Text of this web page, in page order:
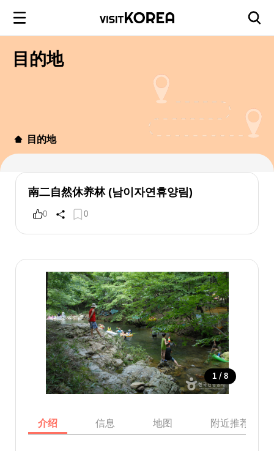
目的地
目的地
南二自然休养林 (남이자연휴양림)
0 0
1 / 8
介绍 信息 地图 附近推荐景点